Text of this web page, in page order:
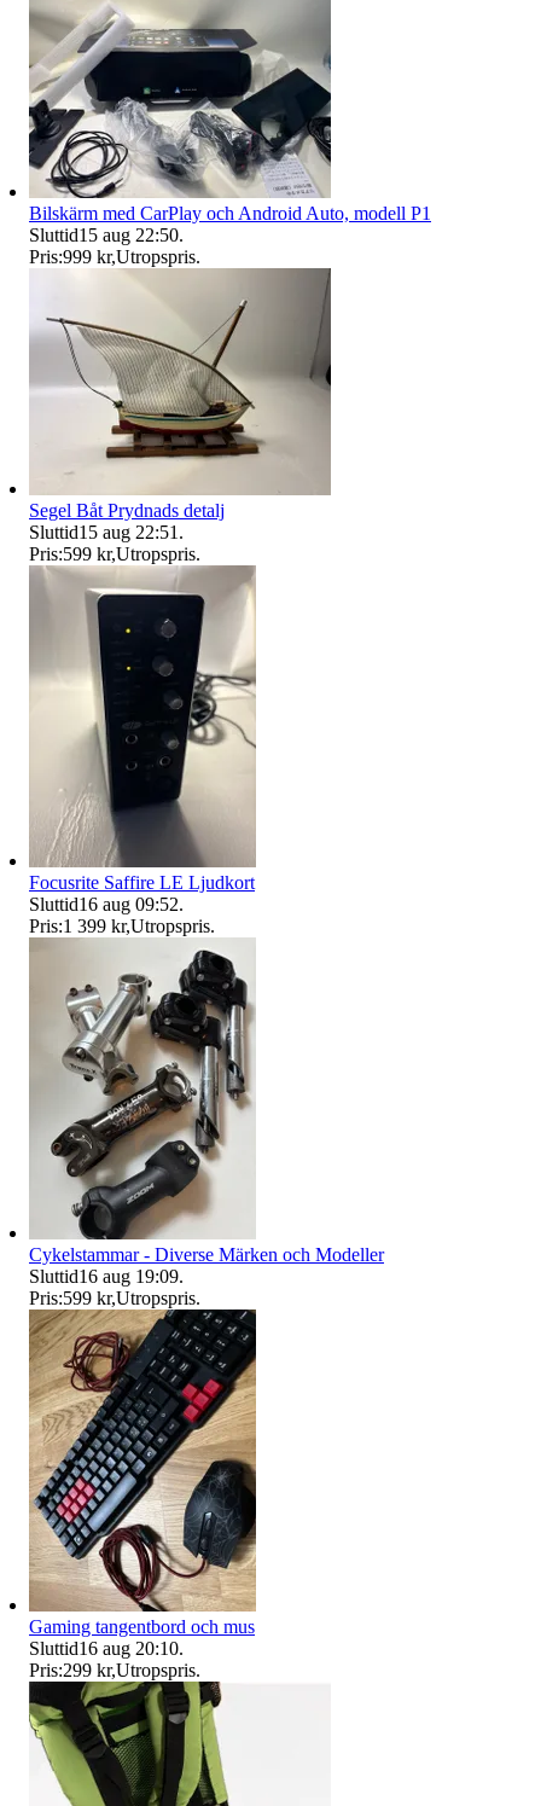
Bilskärm med CarPlay och Android Auto, modell P1
Sluttid15 aug 22:50.
Pris:999 kr,Utropspris.
Segel Båt Prydnads detalj
Sluttid15 aug 22:51 .
Pris:599 kr,Utropspris.
Focusrite Saffire LE Ljudkort
Sluttid16 aug 09:52.
Pris:1 399 kr,Utropspris.
Cykelstammar - Diverse Märken och Modeller
Sluttid16 aug 19:09.
Pris:599 kr,Utropspris.
Gaming tangentbord och mus
Sluttid16 aug 20:10.
Pris:299 kr,Utropspris.